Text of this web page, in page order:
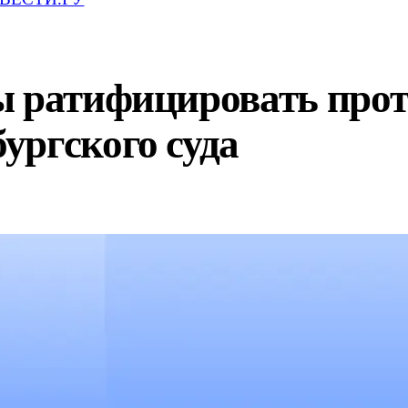
ратифицировать
суда